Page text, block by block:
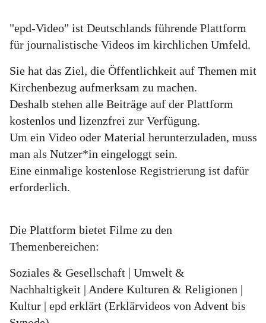
"epd-Video" ist Deutschlands führende Plattform
für journalistische Videos im kirchlichen Umfeld.
Sie hat das Ziel, die Öffentlichkeit auf Themen mit
Kirchenbezug aufmerksam zu machen.
Deshalb stehen alle Beiträge auf der Plattform
kostenlos und lizenzfrei zur Verfügung.
Um ein Video oder Material herunterzuladen, muss
man als Nutzer*in eingeloggt sein.
Eine einmalige kostenlose Registrierung ist dafür
erforderlich.
Die Plattform bietet Filme zu den
Themenbereichen:
Soziales & Gesellschaft | Umwelt &
Nachhaltigkeit | Andere Kulturen & Religionen |
Kultur | epd erklärt (Erklärvideos von Advent bis